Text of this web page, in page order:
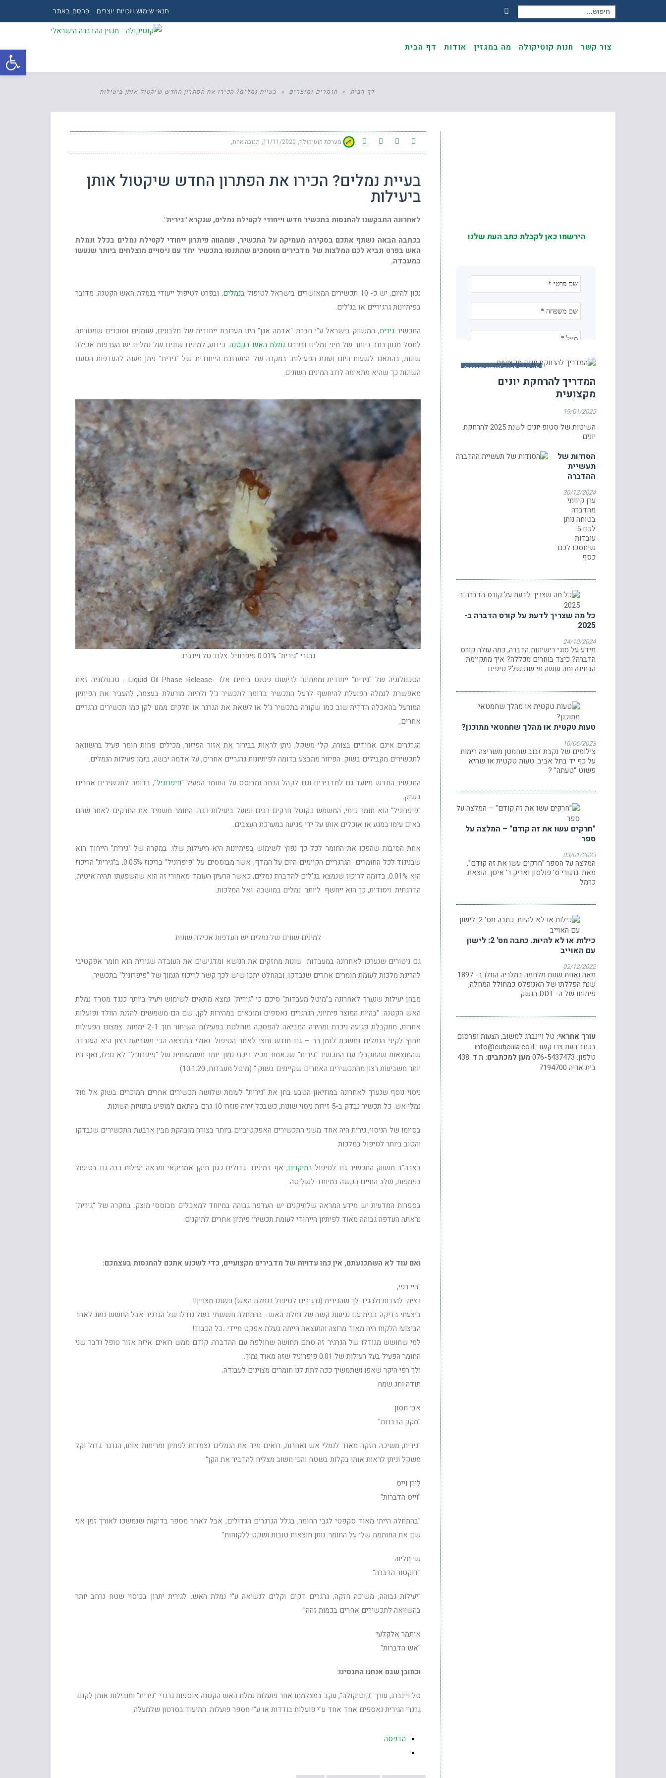
תנאי שימוש וזכויות יוצרים פרסם באתר
חיפוש עבור:
Facebook
דף הבית אודות מה במגזין חנות קוטיקולה צור קשר
בעיית נמלים? הכירו את הפתרון החדש שיקטול אותן ביעילותדף הבית » חומרים ומוצרים » בעיית נמלים? הכירו את הפתרון החדש שיקטול אותן ביעילות
מערכת קוטיקולה 11/11/2020 תגובה אחת
בעיית נמלים? הכירו את הפתרון החדש שיקטול אותן
ביעילות
לאחרונה התבקשנו להתנסות בתכשיר חדש וייחודי לקטילת נמלים, שנקרא "גירית".
בכתבה הבאה נשתף אתכם בסקירה מעמיקה על התכשיר, שמהווה פיתרון ייחודי לקטילת נמלים בכלל ונמלת
האש בפרט ונביא לכם המלצות של מדבירים מוסמכים שהתנסו בתכשיר יחד עם ניסויים מוצלחים ביותר שנעשו
במעבדה.
נכון להיום, יש כ- 10 תכשירים המאושרים בישראל לטיפול ב נמלים, ובפרט לטיפול ייעודי בנמלת האש הקטנה. מדובר
בפיתיונות גרגיריים או בג'לים.
התכשירגירית, המשווק בישראל ע"י חברת "אדמה אגן" הינו תערובת ייחודית של חלבונים, שומנים וסוכרים שמטרתה
לחסל מגוון רחב ביותר של מיני נמלים ובפרט נמלת האש הקטנה. כידוע, למינים שונים של נמלים יש העדפות אכילה
שונות, בהתאם לשעות היום ועונת הפעילות. במקרה של התערובת הייחודית של "גירית" ניתן מענה להעדפות הטעם
השונות כך שהיא מתאימה לרוב המינים השונים.
גרגרי "גירית" 0.01% פיפרוניל. צלם: טל ויינברג
הטכנולוגיה של "גירית" ייחודית וממתינה לרישום פטנט בימים אלו Liquid Oil Phase Release . טכנולוגיה זאת
מאפשרת לנמלה הפועלת להיחשף לרעל התכשיר בדומה לתכשיר ג'ל ולהיות מורעלת בעצמה, להעביר את הפיתיון
המורעל בהאכלה הדדית שוב כמו שקורה בתכשיר ג'ל או לשאת את הגרגר או חלקים ממנו לקן כמו תכשירים גרגריים
אחרים.
הגרגרים אינם אחידים בצורה, קלי משקל, ניתן לראות בבירור את אזור הפיזור, מכילים פחות חומר פעיל בהשוואה
לתכשירים מקבילים בשוק. הפיזור מתבצע בדומה לפיתיונות גרגריים אחרים, על אדמה יבשה, בזמן פעילות הנמלים.
התכשיר החדש מיועד גם למדבירים וגם לקהל הרחב ומבוסס על החומר הפעיל "פיפרוניל", בדומה לתכשירים אחרים
בשוק.
"פיפרוניל" הוא חומר כימי, המשמש כקוטל חרקים רבים ופועל ביעילות רבה. החומר משמיד את החרקים לאחר שהם
באים עימו במגע או אוכלים אותו על ידי פגיעה במערכת העצבים.
אחת הסיבות שהפכו את החומר לכל כך נפוץ לשימוש בפיתיונות היא היעילות שלו. במקרה של "גירית" הייחוד הוא
שבניגוד לכל החומרים הגרגריים הקיימים היום על המדף, אשר מבוססים על "פיפרוניל" בריכוז 0.05%, ב"גירית" הריכוז
הוא 0.01%, בדומה לריכוז שנמצא בג'לים להדברת נמלים, כאשר הרעיון העומד מאחורי זה הוא שהשפעתו תהיה איטית,
הדרגתית ויסודית, כך הוא ייחשף ליותר נמלים במושבה ואל המלכות.
למינים שונים של נמלים יש העדפות אכילה שונות
גם ניטורים שנערכו לאחרונה במעבדות שונות מחזקים את הנושא ומדגישים את העובדה שגירית הוא חומר אפקטיבי
להריגת מלכות לעומת חומרים אחרים שנבדקו, ובהחלט יתכן שיש לכך קשר לריכוז הנמוך של "פיפרוניל" בתכשיר.
מבחן יעילות שנערך לאחרונה ב"מיטל מעבדות" סיכם כי "גירית" נמצא מתאים לשימוש ויעיל ביותר כנגד מטרד נמלת
האש הקטנה: "בהיות המוצר פיתיוני, הגרגרים נאספים ומובאים במהירות לקן, שם הם משמשים להזנת הוולד ופועלות
אחרות, מתקבלת פגיעה ניכרת ומהירה המביאה להפסקה מוחלטת בפעילות השיחור תוך 2-1 יממות. צמצום הפעילות
מחוץ לקיני הנמלים נמשכת לזמן רב – גם חודש וחצי לאחר הטיפול. ואולי התוצאה הכי משביעת רצון היא העובדה
שהתוצאות שהתקבלו עם התכשיר "גירית" שכאמור מכיל ריכוז נמוך יותר משמעותית של "פיפרוניל" לא נפלו, ואף היו
יותר משביעות רצון מהתכשירים האחרים שקיימים בשוק." (מיטל מעבדות, 10.1.20)
ניסוי נוסף שנערך לאחרונה במוזיאון הטבע בחן את "גירית" לעומת שלושה תכשירים אחרים המוכרים בשוק אל מול
נמלי אש. כל תכשיר נבדק ב-5 זירות ניסוי שונות, כשבכל זירה פוזרו 10 גרם בהתאם למופיע בתוויות השונות.
בסיומו של הניסוי, גירית היה אחד משני התכשירים האפקטיביים ביותר בצורה מובהקת מבין ארבעת התכשירים שנבדקו
והטוב ביותר לטיפול במלכות.
בארה"ב משווק התכשיר גם לטיפול בתיקנים, אף במינים גדולים כגון תיקן אמריקאי ומראה יעילות רבה גם בטיפול
בנימפות, שלב החיים הקשה במיוחד לשליטה.
בספרות המדעית יש מידע המראה שלתיקנים יש העדפה גבוהה במיוחד למאכלים מבוססי מוצק. במקרה של "גירית"
נראתה העדפה גבוהה מאוד לפיתיון הייחודי לעומת תכשירי פיתיון אחרים לתיקנים.
ואם עוד לא השתכנעתם, אין כמו עדויות של מדבירים מקצועיים, כדי לשכנע אתכם להתנסות בעצמכם:
"היי רפי,
רציתי להודות ולהגיד לך שהגירית (גרגירים לטיפול בנמלת האש) פשוט מצויין!!
ביצעתי בדיקה בבית עם נגיעות קשה של נמלת האש… בהתחלה חששתי בשל גודלו של הגרגיר אבל החשש נמוג לאחר
הביצוע! הלקוח היה מאוד מרוצה והתוצאה הייתה בעלת אפקט מיידי…כל הכבוד!
למי שחושש מגודלו של הגרגיר זה סתם תחושה שחולפת עם ההדברה. קודם ממש רואים איזה אזור טופל ודבר שני
החומר הפעיל בעל רעילות של 0.01 פיפרוניל שזה מאוד נמוך.
ולך רפי היקר שאפו ושתמשיך ככה לתת לנו חומרים מצוינים לעבודה.
תודה וחג שמח
אבי חסון
"מקק הדברות"
"גירית, משיכה חזקה מאוד לנמלי אש ואחרות, רואים מיד את הנמלים נצמדות לפתיון ומרימות אותו, הגרגר גדול וקל
משקל וניתן לראות אותו בקלות בשטח והכי חשוב מצליח להדביר את הקן"
לירן וייס
"וייס הדברות"
"בהתחלה הייתי מאוד סקפטי לגבי החומר, בגלל הגרגרים הגדולים, אבל לאחר מספר בדיקות שנמשכו לאורך זמן אני
שם את החותמת שלי על החומר. נותן תוצאות טובות ושקט ללקוחות"
שי חליוה
"דוקטור הדברה"
"יעילות גבוהה, משיכה חזקה, גרגרים דקים וקלים לנשיאה ע"י נמלת האש. לגירית יתרון בכיסוי שטח נרחב יותר
בהשוואה לתכשירים אחרים בכמות זהה"
איתמר אלקלעי
"אש הדברות"
וכמובן שגם אנחנו התנסינו:
טל ויינברג, עורך "קוטיקולה", עקב במצלמתו אחר פועלות נמלת האש הקטנה אוספות גרגרי "גירית" ומובילות אותן לקנם.
גרגרי הגירית נאספים אחד אחד ע"י פועלות בודדות או ע"י מספר פועלות. התיעוד בסרטון שלמעלה.
הדפסה
הירשמו כאן לקבלת כתב העת שלנו
לא מזיק לדעת (טיפים והדרכה)
המדריך להרחקת יונים
מקצועית
19/01/2025
השיטות של סטופ יונים לשנת 2025 להרחקת
יונים
הסודות של
תעשיית
ההדברה
30/12/2024
ערן קיוותי
מהדברה
בטוחה נותן
לכם 5
עובדות
שיחסכו לכם
כסף
כל מה שצריך לדעת על קורס הדברה ב-
2025
24/10/2024
מידע על סוגי רישיונות הדברה, כמה עולה קורס
הדברה? כיצד בוחרים מכללה? איך מתקיימת
הבחינה ומה עושה מי שנכשל? טיפים
טעות טקטית או מהלך שחמטאי מתוכנן?
10/06/2023
צילומים של נקבת זבוב שחמטן משריצה רימות
על כף יד בתל אביב. טעות טקטית או שהיא
פשוט "טעתה" ?
"חרקים עשו את זה קודם" – המלצה על
ספר
03/01/2023
המלצה על הספר "חרקים עשו את זה קודם",
מאת: גרגורי ס' פולסון ואריק ר' איטן. הוצאת
כרמל.
כילות או לא להיות. כתבה מס' 2: לישון
עם האוייב
02/12/2022
מאה ואחת שנות מלחמה במלריה החלו ב- 1897
שנת הפללתו של האנופלס כמחולל המחלה,
פיתוחו של ה- DDT הנשק
עורך אחראי: טל ויינברג למשוב, הצעות ופרסום
בכתב העת צרו קשר: info@cuticula.co.il
טלפון: 076-5437473
מען למכתבים:
ת.ד. 438
בית אריה 7194700